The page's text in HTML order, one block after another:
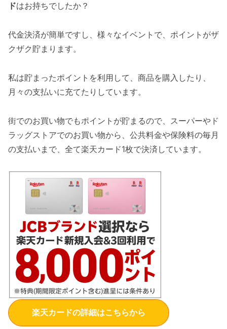
ドはお持ちでしたか？
代金決済が簡単ですし、様々なイベントで、ポイントがザ
クザク貯まります。
私は貯まったポイントを利用して、商品を購入したり、
月々の支払いに充てたりしています。
街でのお買い物でもポイントが貯まるので、スーパーやド
ラッグストアでのお買い物から、公共料金や保険料の毎月
の支払いまで、全て楽天カード1枚で決済しています。
楽天カードの詳細はこちらから